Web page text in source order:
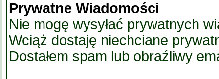
Prywatne Wiadomości
Nie mogę wysyłać prywatnych
Wciąż dostaję niechciane
Dostałem spam lub obraźliwy